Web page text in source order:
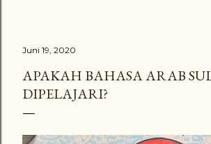
Juni 19, 2020
APAKAH BAHASA ARAB
DIPELAJARI?